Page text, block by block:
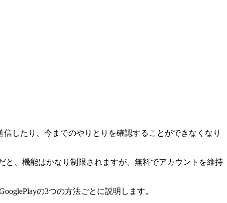
したり、今までのやりとりを確認することができなくなり
と、機能はかなり制限されますが、無料でアカウントを維持
の3つの方法ごとに説明します。